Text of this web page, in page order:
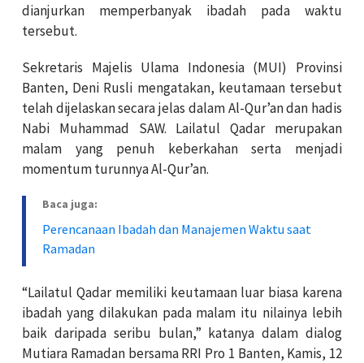
dianjurkan memperbanyak ibadah pada waktu
tersebut.
Sekretaris Majelis Ulama Indonesia (MUI) Provinsi
Banten, Deni Rusli mengatakan, keutamaan tersebut
telah dijelaskan secara jelas dalam Al-Qur’an dan hadis
Nabi Muhammad SAW. Lailatul Qadar merupakan
malam yang penuh keberkahan serta menjadi
momentum turunnya Al-Qur’an.
Baca juga:
Perencanaan Ibadah dan Manajemen Waktu saat
Ramadan
“Lailatul Qadar memiliki keutamaan luar biasa karena
ibadah yang dilakukan pada malam itu nilainya lebih
baik daripada seribu bulan,” katanya dalam dialog
Mutiara Ramadan bersama RRI Pro 1 Banten, Kamis, 12